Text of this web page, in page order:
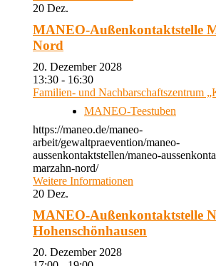
20 Dez.
MANEO-Außenkontaktstelle
Nord
20. Dezember 2028
13:30 - 16:30
Familien- und Nachbarschaftszentrum
MANEO-Teestuben
https://maneo.de/maneo-
arbeit/gewaltpraevention/maneo-
aussenkontaktstellen/maneo-
marzahn-nord/
Weitere Informationen
20 Dez.
MANEO-Außenkontaktstelle
Hohenschönhausen
20. Dezember 2028